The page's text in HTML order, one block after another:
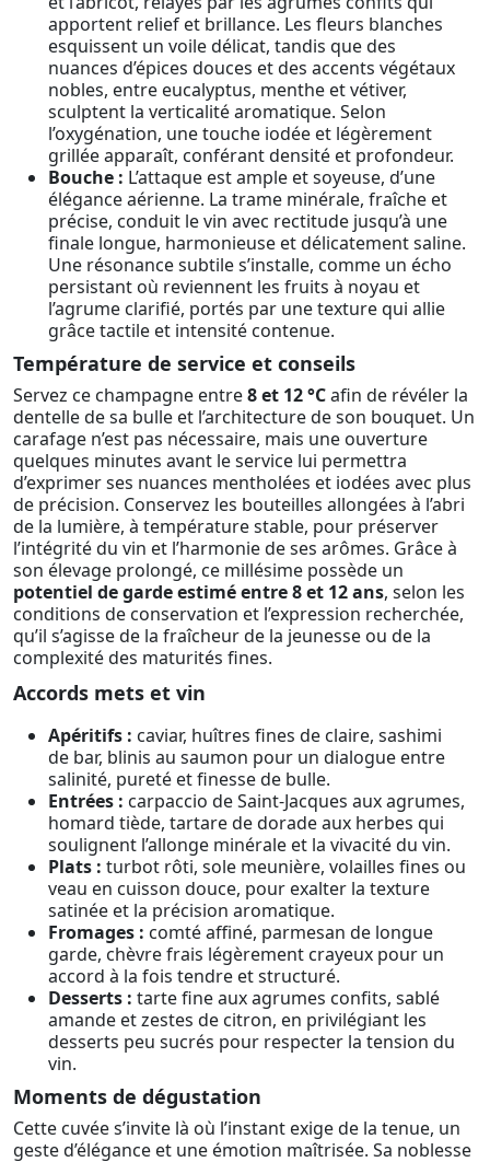
apportent relief et brillance. Les fleurs blanches
esquissent un voile délicat, tandis que des
nuances d’épices douces et des accents végétaux
nobles, entre eucalyptus, menthe et vétiver,
sculptent la verticalité aromatique. Selon
l’oxygénation, une touche iodée et légèrement
grillée apparaît, conférant densité et profondeur.
Bouche : L’attaque est ample et soyeuse, d’une
élégance aérienne. La trame minérale, fraîche et
précise, conduit le vin avec rectitude jusqu’à une
finale longue, harmonieuse et délicatement saline.
Une résonance subtile s’installe, comme un écho
persistant où reviennent les fruits à noyau et
l’agrume clarifié, portés par une texture qui allie
grâce tactile et intensité contenue.
Température de service et conseils
Servez ce champagne entre8 et 12 °Cafin de révéler la
dentelle de sa bulle et l’architecture de son bouquet. Un
carafage n’est pas nécessaire, mais une ouverture
quelques minutes avant le service lui permettra
d’exprimer ses nuances mentholées et iodées avec plus
de précision. Conservez les bouteilles allongées à l’abri
de la lumière, à température stable, pour préserver
l’intégrité du vin et l’harmonie de ses arômes. Grâce à
son élevage prolongé, ce millésime possède un
potentiel de garde estimé entre 8 et 12 ans, selon les
conditions de conservation et l’expression recherchée,
qu’il s’agisse de la fraîcheur de la jeunesse ou de la
complexité des maturités fines.
Accords mets et vin
Apéritifs : caviar, huîtres fines de claire, sashimi
de bar, blinis au saumon pour un dialogue entre
salinité, pureté et finesse de bulle.
Entrées : carpaccio de Saint-Jacques aux agrumes,
homard tiède, tartare de dorade aux herbes qui
soulignent l’allonge minérale et la vivacité du vin.
Plats : turbot rôti, sole meunière, volailles fines ou
veau en cuisson douce, pour exalter la texture
satinée et la précision aromatique.
Fromages : comté affiné, parmesan de longue
garde, chèvre frais légèrement crayeux pour un
accord à la fois tendre et structuré.
Desserts : tarte fine aux agrumes confits, sablé
amande et zestes de citron, en privilégiant les
desserts peu sucrés pour respecter la tension du
vin.
Moments de dégustation
Cette cuvée s’invite là où l’instant exige de la tenue, un
geste d’élégance et une émotion maîtrisée. Sa noblesse